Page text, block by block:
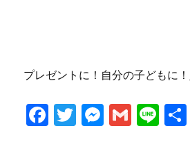
プレゼントに！自分の子どもに！
F
T
M G Li